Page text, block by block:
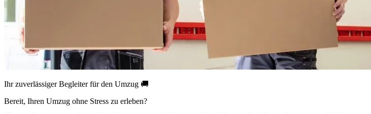
Ihr zuverlässiger Begleiter für den Umzug 🚚
Bereit, Ihren Umzug ohne Stress zu erleben?